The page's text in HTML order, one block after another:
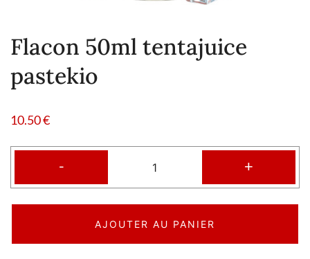
Flacon 50ml tentajuice
pastekio
10.50€
- +
AJOUTER AU PANIER